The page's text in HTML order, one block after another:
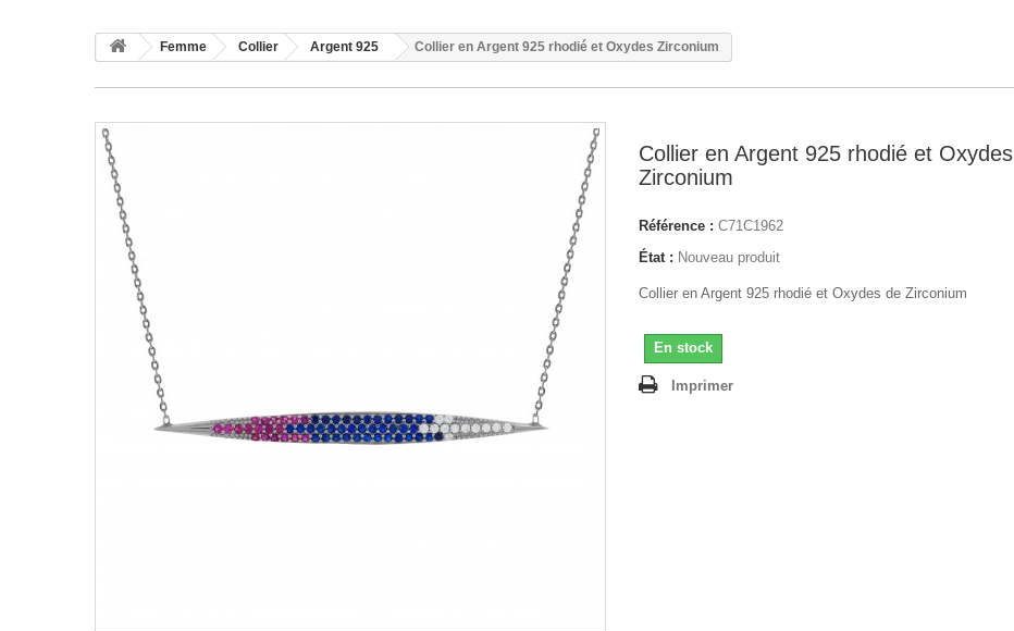
Femme Collier Argent 925 Collier en Argent 925 rhodié et Oxydes Zirconium
Collier en Argent 925 rhodié et Oxydes
Zirconium
Référence : C71C1962
État : Nouveau produit
Collier en Argent 925 rhodié et Oxydes de Zirconium
En stock
Imprimer